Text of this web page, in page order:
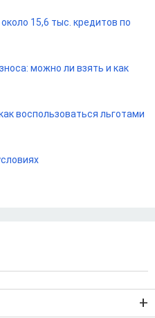
15,6 тыс. кредитов по
можно ли взять и как
воспользоваться льготами